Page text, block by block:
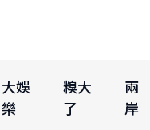
大娛
樂
糗大
了
兩
岸